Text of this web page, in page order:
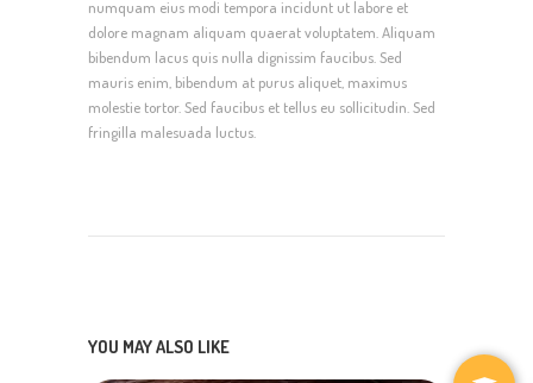
numquam eius modi tempora incidunt ut labore et
dolore magnam aliquam quaerat voluptatem. Aliquam
bibendum lacus quis nulla dignissim faucibus. Sed
mauris enim, bibendum at purus aliquet, maximus
molestie tortor. Sed faucibus et tellus eu sollicitudin. Sed
fringilla malesuada luctus.
YOU MAY ALSO LIKE